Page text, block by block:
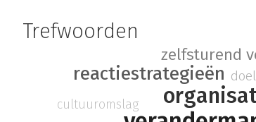
Trefwoorden
reactiestrategieën
zelfsturend
cultuuromslag